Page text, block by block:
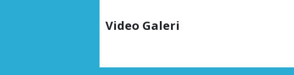
Video Galeri